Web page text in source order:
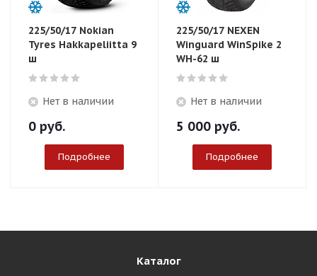
225/50/17 Nokian
Tyres Hakkapeliitta 9
ш
Нет в наличии
0 руб.
Подробнее
225/50/17 NEXEN
Winguard WinSpike 2
WH-62 ш
Нет в наличии
5 000 руб.
Подробнее
Каталог